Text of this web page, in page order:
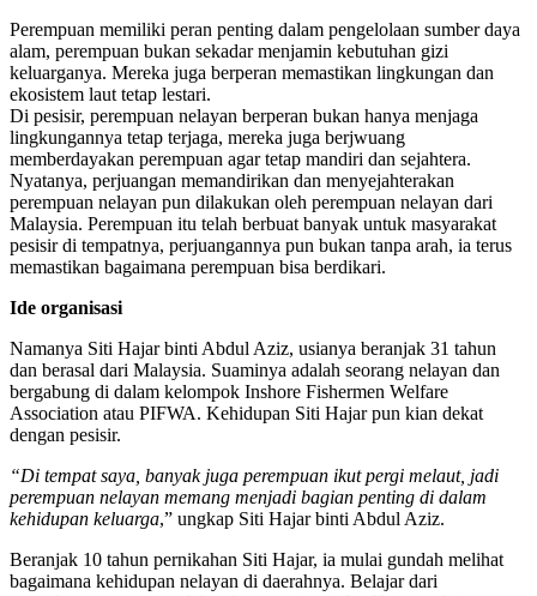
Perempuan memiliki peran penting dalam pengelolaan sumber daya
alam, perempuan bukan sekadar menjamin kebutuhan gizi
keluarganya. Mereka juga berperan memastikan lingkungan dan
ekosistem laut tetap lestari.
Di pesisir, perempuan nelayan berperan bukan hanya menjaga
lingkungannya tetap terjaga, mereka juga berjwuang
memberdayakan perempuan agar tetap mandiri dan sejahtera.
Nyatanya, perjuangan memandirikan dan menyejahterakan
perempuan nelayan pun dilakukan oleh perempuan nelayan dari
Malaysia. Perempuan itu telah berbuat banyak untuk masyarakat
pesisir di tempatnya, perjuangannya pun bukan tanpa arah, ia terus
memastikan bagaimana perempuan bisa berdikari.
Ide organisasi
Namanya Siti Hajar binti Abdul Aziz, usianya beranjak 31 tahun
dan berasal dari Malaysia. Suaminya adalah seorang nelayan dan
bergabung di dalam kelompok Inshore Fishermen Welfare
Association atau PIFWA. Kehidupan Siti Hajar pun kian dekat
dengan pesisir.
“Di tempat saya, banyak juga perempuan ikut pergi melaut, jadi
perempuan nelayan memang menjadi bagian penting di dalam
kehidupan keluarga,” ungkap Siti Hajar binti Abdul Aziz.
Beranjak 10 tahun pernikahan Siti Hajar, ia mulai gundah melihat
bagaimana kehidupan nelayan di daerahnya. Belajar dari